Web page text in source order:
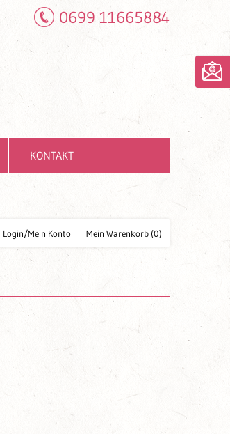
0699 11665884
KONTAKT
Mein Warenkorb (0)
Login/Mein Konto